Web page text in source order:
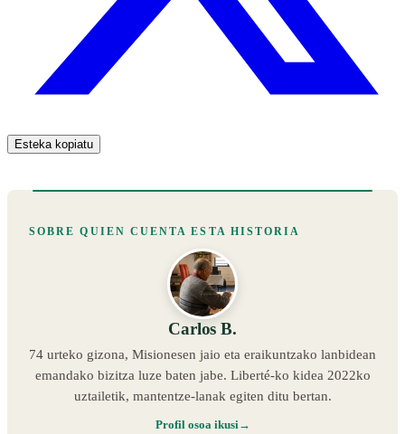
Esteka kopiatu
SOBRE QUIEN CUENTA ESTA HISTORIA
Carlos B.
74 urteko gizona, Misionesen jaio eta eraikuntzako lanbidean
emandako bizitza luze baten jabe. Liberté-ko kidea 2022ko
uztailetik, mantentze-lanak egiten ditu bertan.
Profil osoa ikusi